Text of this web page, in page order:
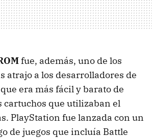
fue, además, uno de los
atrajo a los desarrolladores de
era más fácil y barato de
cartuchos que utilizaban el
PlayStation fue lanzada con un
de juegos que incluía Battle